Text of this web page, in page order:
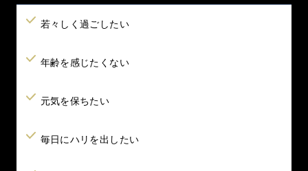
若々しく過ごしたい
年齢を感じたくない
元気を保ちたい
毎日にハリを出したい